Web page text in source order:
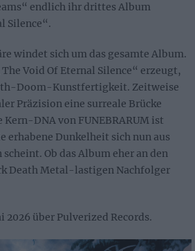
endlich ihr drittes Album
Silence“.
windet sich um das gesamte Album.
Void Of Eternal Silence“ erzeugt,
Doom-Kunstfertigkeit. Zeitweise
Präzision eine surreale Brücke
DNA von FUNEBRARUM ist
erhabene Dunkelheit sich nun aus
Ob das Album eher an den
Death Metal-lastigen Nachfolger
2026 über Pulverized Records.